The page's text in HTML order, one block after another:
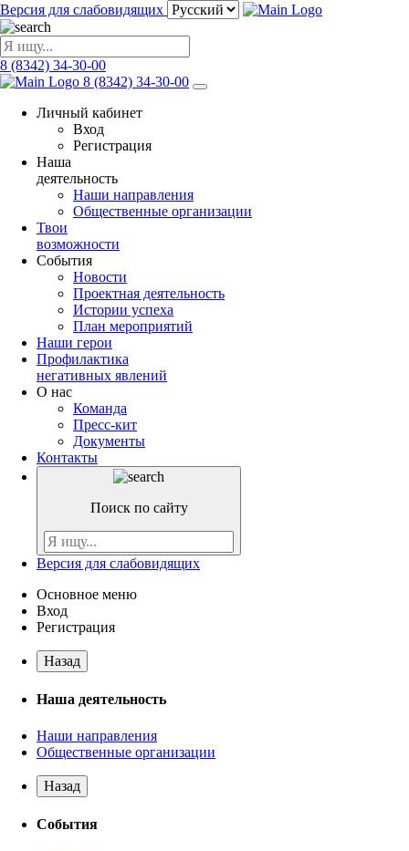
Версия для слабовидящих
8 (8342) 34-30-00
8 (8342) 34-30-00
Личный кабинет
Вход
Регистрация
Наша
деятельность
Наши направления
Общественные организации
Твои
возможности
События
Новости
Проектная деятельность
Истории успеха
План мероприятий
Наши герои
Профилактика
негативных явлений
О нас
Команда
Пресс-кит
Документы
Контакты
Поиск по сайту
Версия для слабовидящих
Основное меню
Вход
Регистрация
Назад
Наша деятельность
Наши направления
Общественные организации
Назад
События